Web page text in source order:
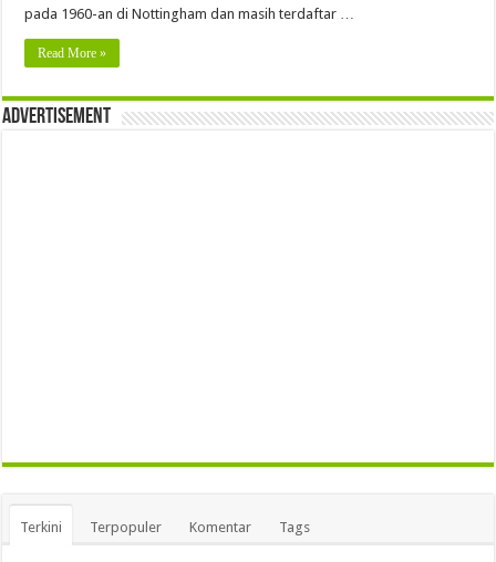
pada 1960-an di Nottingham dan masih terdaftar …
Read More »
Advertisement
Terkini Terpopuler Komentar Tags